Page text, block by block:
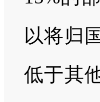
以将归
低于其